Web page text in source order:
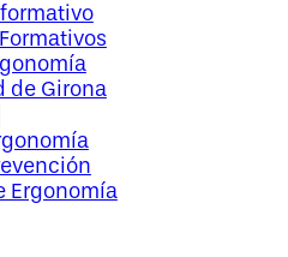
de Girona
Ergonomía